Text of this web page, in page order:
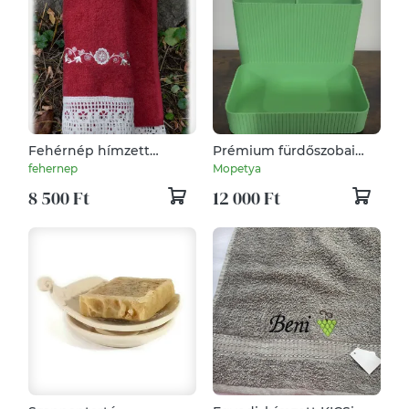
Fehérnép hímzett
törölközője 50x100 vörös-
rábaközi
fehernep
8 500 Ft
Prémium fürdőszobai
tároló – modern,
praktikus rendszerezés
🧴✨
Mopetya
12 000 Ft